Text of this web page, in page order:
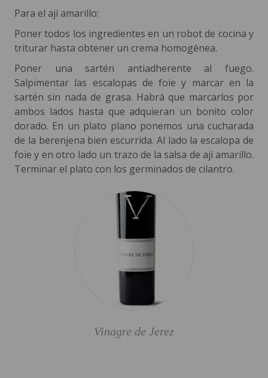
Para el ají amarillo:
Poner todos los ingredientes en un robot de cocina y
triturar hasta obtener un crema homogénea.
Poner una sartén antiadherente al fuego.
Salpimentar las escalopas de foie y marcar en la
sartén sin nada de grasa. Habrá que marcarlos por
ambos lados hasta que adquieran un bonito color
dorado. En un plato plano ponemos una cucharada
de la berenjena bien escurrida. Al lado la escalopa de
foie y en otro lado un trazo de la salsa de ají amarillo.
Terminar el plato con los germinados de cilantro.
Vinagre de Jerez